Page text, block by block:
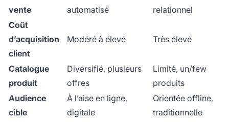
vente
automatisé
relationnel
Coût
d’acquisition
client
Modéré à élevé Très élevé
Catalogue
produit
Diversifié, plusieurs
offres
Limité, un/few
produits
Audience
cible
À l’aise en ligne,
digitale
Orientée offline,
traditionnelle